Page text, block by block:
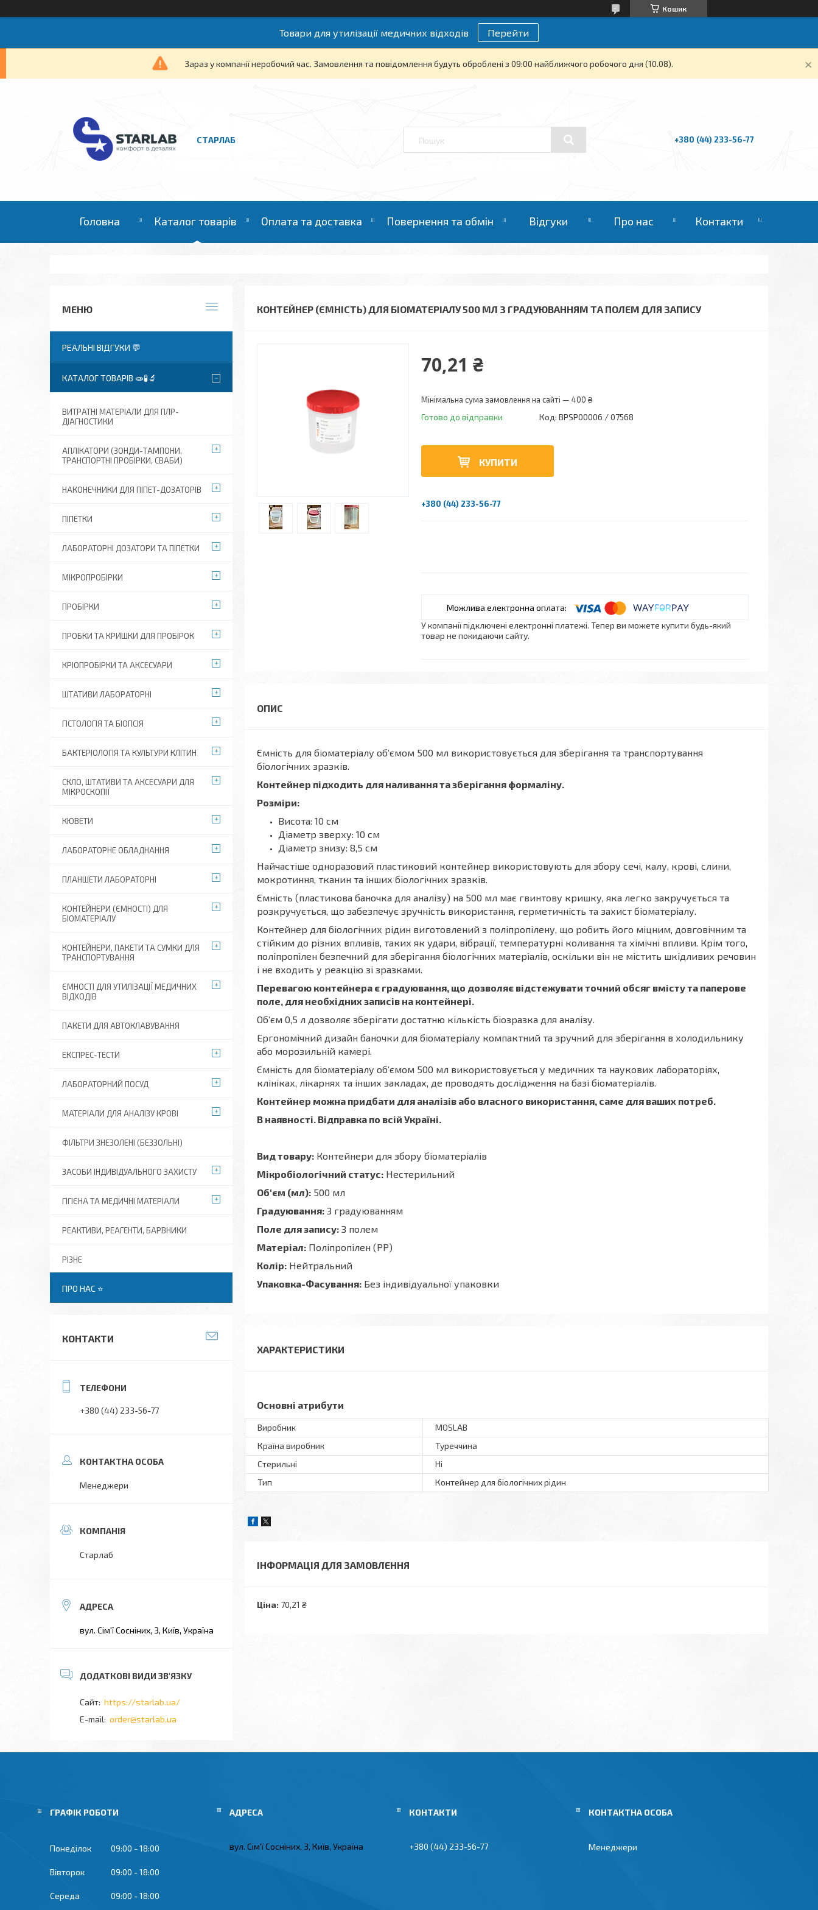
Кошик
Товари для утилізації медичних відходів Перейти
Зараз у компанії неробочий час. Замовлення та повідомлення будуть оброблені з 09:00 найближчого робочого дня (10.08).
СТАРЛАБ +380 (44) 233-56-77
Головна Каталог товарів Оплата та доставка Повернення та обмін Відгуки Про нас Контакти
КОНТЕЙНЕР (ЄМНІСТЬ) ДЛЯ БІОМАТЕРІАЛУ 500 МЛ З ГРАДУЮВАННЯМ ТА ПОЛЕМ ДЛЯ ЗАПИСУ
70,21 ₴
Мінімальна сума замовлення на сайті — 400 ₴
Готово до відправки Код: BPSP00006 / 07568
КУПИТИ
+380 (44) 233-56-77
У компанії підключені електронні платежі. Тепер ви можете купити будь-який
товар не покидаючи сайту.
Ємність для біоматеріалу об’ємом 500 мл використовується для зберігання та транспортування
біологічних зразків.
Контейнер підходить для наливання та зберігання формаліну.
Розміри:
Висота: 10 см
Діаметр зверху: 10 см
Діаметр знизу: 8,5 см
Найчастіше одноразовий пластиковий контейнер використовують для збору сечі, калу, крові, слини,
мокротиння, тканин та інших біологічних зразків.
Ємність (пластикова баночка для аналізу) на 500 мл має гвинтову кришку, яка легко закручується та
розкручується, що забезпечує зручність використання, герметичність та захист біоматеріалу.
Контейнер для біологічних рідин виготовлений з поліпропілену, що робить його міцним, довговічним та
стійким до різних впливів, таких як удари, вібрації, температурні коливання та хімічні впливи. Крім того,
поліпропілен безпечний для зберігання біологічних матеріалів, оскільки він не містить шкідливих речовин
і не входить у реакцію зі зразками.
Перевагою контейнера є градуювання, що дозволяє відстежувати точний обсяг вмісту та паперове
поле, для необхідних записів на контейнері.
Об’єм 0,5 л дозволяє зберігати достатню кількість біозразка для аналізу.
Ергономічний дизайн баночки для біоматеріалу компактний та зручний для зберігання в холодильнику
або морозильній камері.
Ємність для біоматеріалу об’ємом 500 мл використовується у медичних та наукових лабораторіях,
клініках, лікарнях та інших закладах, де проводять дослідження на базі біоматеріалів.
Контейнер можна придбати для аналізів або власного використання, саме для ваших потреб.
В наявності. Відправка по всій Україні.
Вид товару: Контейнери для збору біоматеріалів
Мікробіологічний статус: Нестерильний
Об'єм (мл): 500 мл
Градуювання: З градуюванням
Поле для запису: З полем
Матеріал: Поліпропілен (PP)
Колір: Нейтральний
Упаковка-Фасування: Без індивідуальної упаковки
ХАРАКТЕРИСТИКИ
Основні атрибути
Виробник
MOSLAB
Країна виробник
Туреччина
Стерильні
Ні
Тип
Контейнер для біологічних рідин
ІНФОРМАЦІЯ ДЛЯ ЗАМОВЛЕННЯ
Ціна: 70,21 ₴
РЕАЛЬНІ ВІДГУКИ 💬
КАТАЛОГ ТОВАРІВ 🧫🧪🔬
ВИТРАТНІ МАТЕРІАЛИ ДЛЯ ПЛР-
ДІАГНОСТИКИ
АПЛІКАТОРИ (ЗОНДИ-ТАМПОНИ,
ТРАНСПОРТНІ ПРОБІРКИ, СВАБИ)
НАКОНЕЧНИКИ ДЛЯ ПІПЕТ-ДОЗАТОРІВ
ПІПЕТКИ
ЛАБОРАТОРНІ ДОЗАТОРИ ТА ПІПЕТКИ
МІКРОПРОБІРКИ
ПРОБІРКИ
ПРОБКИ ТА КРИШКИ ДЛЯ ПРОБІРОК
КРІОПРОБІРКИ ТА АКСЕСУАРИ
ШТАТИВИ ЛАБОРАТОРНІ
ГІСТОЛОГІЯ ТА БІОПСІЯ
БАКТЕРІОЛОГІЯ ТА КУЛЬТУРИ КЛІТИН
СКЛО, ШТАТИВИ ТА АКСЕСУАРИ ДЛЯ
МІКРОСКОПІЇ
КЮВЕТИ
ЛАБОРАТОРНЕ ОБЛАДНАННЯ
ПЛАНШЕТИ ЛАБОРАТОРНІ
КОНТЕЙНЕРИ (ЄМНОСТІ) ДЛЯ
БІОМАТЕРІАЛУ
КОНТЕЙНЕРИ, ПАКЕТИ ТА СУМКИ ДЛЯ
ТРАНСПОРТУВАННЯ
ЄМНОСТІ ДЛЯ УТИЛІЗАЦІЇ МЕДИЧНИХ
ВІДХОДІВ
ПАКЕТИ ДЛЯ АВТОКЛАВУВАННЯ
ЕКСПРЕС-ТЕСТИ
ЛАБОРАТОРНИЙ ПОСУД
МАТЕРІАЛИ ДЛЯ АНАЛІЗУ КРОВІ
ФІЛЬТРИ ЗНЕЗОЛЕНІ (БЕЗЗОЛЬНІ)
ЗАСОБИ ІНДИВІДУАЛЬНОГО ЗАХИСТУ
ГІГІЄНА ТА МЕДИЧНІ МАТЕРІАЛИ
РЕАКТИВИ, РЕАГЕНТИ, БАРВНИКИ
РІЗНЕ
ПРО НАС ⭐
КОНТАКТИ
+380 (44) 233-56-77
Менеджери
Старлаб
вул. Сім'ї Сосніних, 3, Київ, Україна
https://starlab.ua/
order@starlab.ua
ГРАФІК РОБОТИ
Понеділок 09:00 18:00
Вівторок 09:00 18:00
Середа 09:00 18:00
вул. Сім'ї Сосніних, 3, Київ, Україна +380 (44) 233-56-77 Менеджери